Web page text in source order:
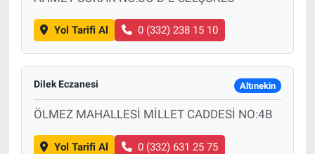
Yol Tarifi Al 0 (332) 238 15 10
Dilek Eczanesi Altınekin
ÖLMEZ MAHALLESİ MİLLET CADDESİ NO:4B
Yol Tarifi Al 0 (332) 631 25 75